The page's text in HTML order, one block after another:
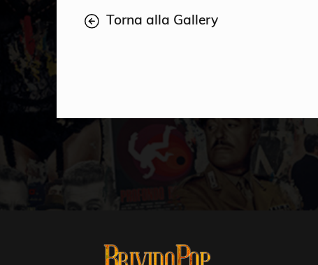
Torna alla Gallery